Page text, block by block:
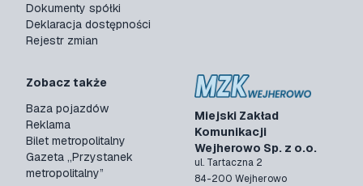
Miejski Zakład
Komunikacji
Wejherowo Sp. z o.o.
ul. Tartaczna 2
84-200 Wejherowo
Dokumenty spółki
Deklaracja dostępności
Rejestr zmian
Zobacz także
Baza pojazdów
Reklama
Bilet metropolitalny
Gazeta „Przystanek
metropolitalny”